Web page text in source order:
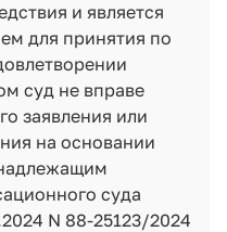
и является
для принятия по
суд не вправе
заявления или
на основании
суда
N 88-25123/2024